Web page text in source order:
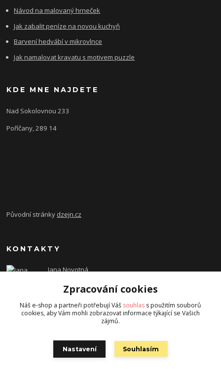
Návod na malovaný hrneček
Jak zabalit peníze na novou kuchyň
Barvení hedvábí v mikrovlnce
Jak namalovat kravatu s motivem puzzle
KDE MNE NAJDETE
Nad Sokolovnou 233
Poříčany, 289 14
Původní stránky dzejn.cz
KONTAKTY
Jana Novotná
dzejn.n@email.cz
Zpracování cookies
Náš e-shop a partneři potřebují Váš souhlas s použitím souborů
cookies, aby Vám mohli zobrazovat informace týkající se Vašich
zájmů.
Nastavení Souhlasím